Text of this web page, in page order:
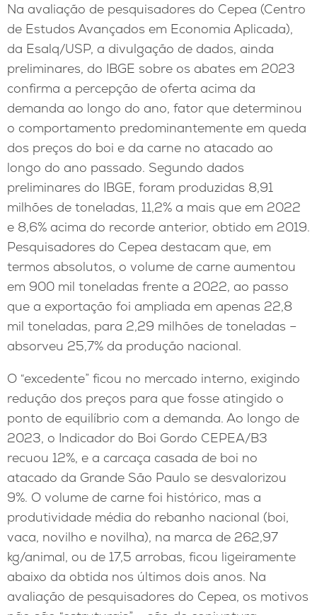
Na avaliação de pesquisadores do Cepea (Centro
de Estudos Avançados em Economia Aplicada),
da Esalq/USP, a divulgação de dados, ainda
preliminares, do IBGE sobre os abates em 2023
confirma a percepção de oferta acima da
demanda ao longo do ano, fator que determinou
o comportamento predominantemente em queda
dos preços do boi e da carne no atacado ao
longo do ano passado. Segundo dados
preliminares do IBGE, foram produzidas 8,91
milhões de toneladas, 11,2% a mais que em 2022
e 8,6% acima do recorde anterior, obtido em 2019.
Pesquisadores do Cepea destacam que, em
termos absolutos, o volume de carne aumentou
em 900 mil toneladas frente a 2022, ao passo
que a exportação foi ampliada em apenas 22,8
mil toneladas, para 2,29 milhões de toneladas –
absorveu 25,7% da produção nacional.
O “excedente” ficou no mercado interno, exigindo
redução dos preços para que fosse atingido o
ponto de equilíbrio com a demanda. Ao longo de
2023, o Indicador do Boi Gordo CEPEA/B3
recuou 12%, e a carcaça casada de boi no
atacado da Grande São Paulo se desvalorizou
9%. O volume de carne foi histórico, mas a
produtividade média do rebanho nacional (boi,
vaca, novilho e novilha), na marca de 262,97
kg/animal, ou de 17,5 arrobas, ficou ligeiramente
abaixo da obtida nos últimos dois anos. Na
avaliação de pesquisadores do Cepea, os motivos